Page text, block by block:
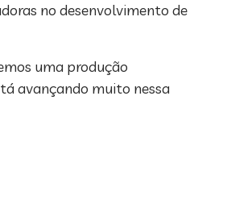
no desenvolvimento de
uma produção
avançando muito nessa